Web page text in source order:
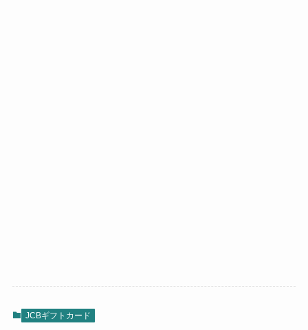
JCBギフトカード